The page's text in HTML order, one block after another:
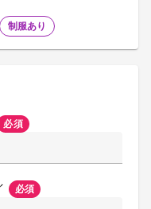
制服あり
必須
必須